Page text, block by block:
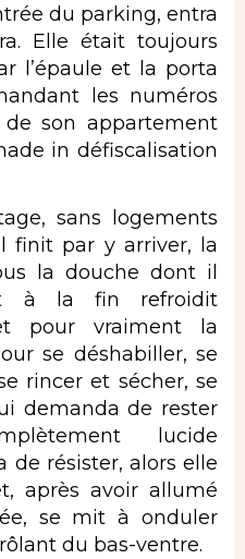
du parking, entra
Elle était toujours
l’épaule et la porta
les numéros
de son appartement
in défiscalisation
sans logements
finit par y arriver, la
la douche dont il
à la fin refroidit
pour vraiment la
se déshabiller, se
rincer et sécher, se
demanda de rester
lucide
de résister, alors elle
après avoir allumé
se mit à onduler
du bas-ventre.